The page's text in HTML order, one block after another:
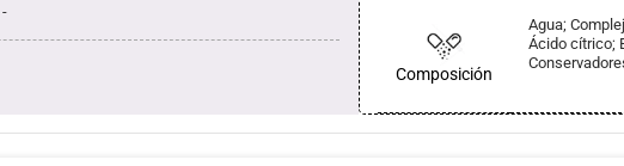
-
Composición
Agua;
Ácido cítrico;